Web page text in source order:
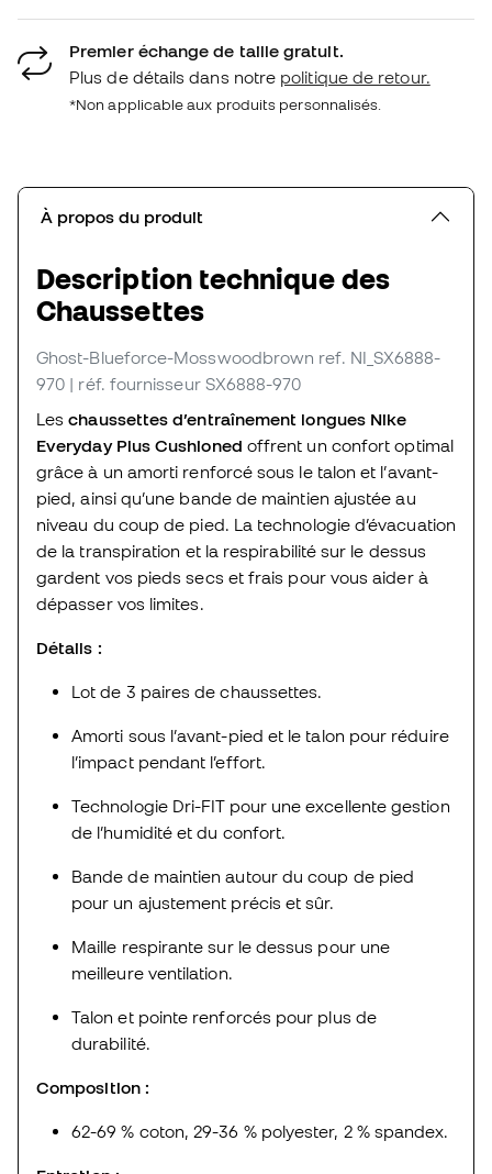
Premier échange de taille gratuit.
Plus de détails dans notre politique de retour.
*Non applicable aux produits personnalisés.
À propos du produit
Description technique des
Chaussettes
Ghost-Blueforce-Mosswoodbrown ref. NI_SX6888-
970 | réf. fournisseur SX6888-970
Les chaussettes d’entraînement longues Nike
Everyday Plus Cushioned offrent un confort optimal
grâce à un amorti renforcé sous le talon et l’avant-
pied, ainsi qu’une bande de maintien ajustée au
niveau du coup de pied. La technologie d’évacuation
de la transpiration et la respirabilité sur le dessus
gardent vos pieds secs et frais pour vous aider à
dépasser vos limites.
Détails :
Lot de 3 paires de chaussettes.
Amorti sous l’avant-pied et le talon pour réduire
l’impact pendant l’effort.
Technologie Dri-FIT pour une excellente gestion
de l’humidité et du confort.
Bande de maintien autour du coup de pied
pour un ajustement précis et sûr.
Maille respirante sur le dessus pour une
meilleure ventilation.
Talon et pointe renforcés pour plus de
durabilité.
Composition :
62-69 % coton, 29-36 % polyester, 2 % spandex.